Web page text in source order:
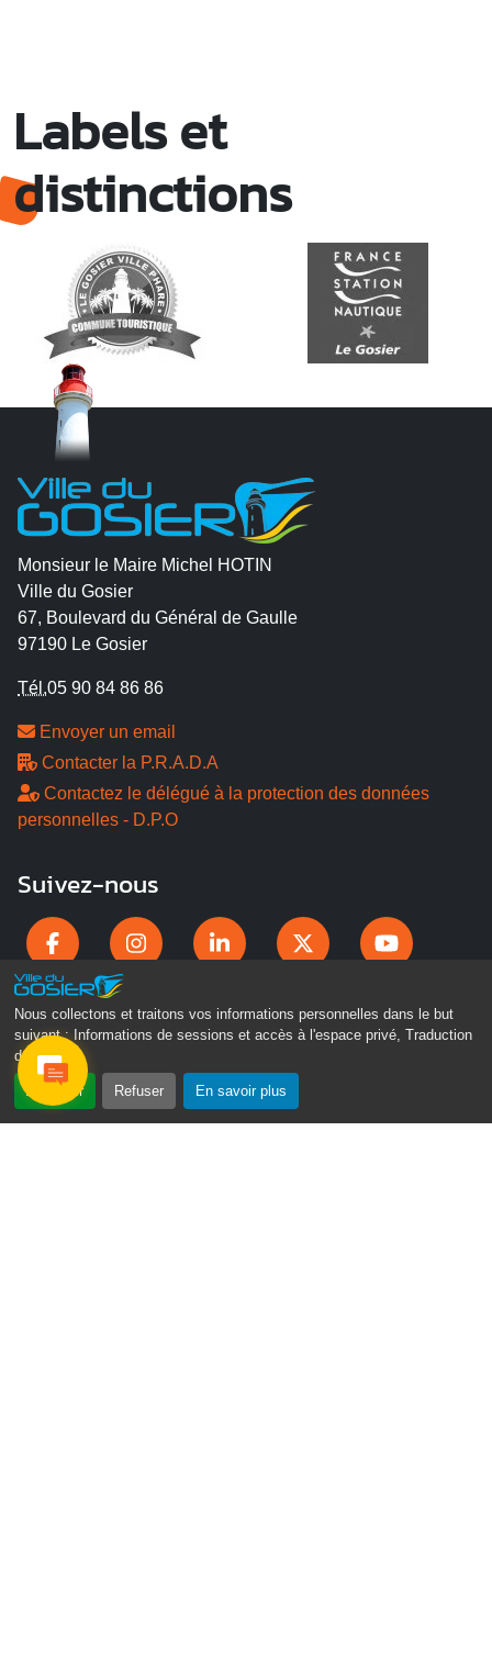
Nous collectons et traitons vos informations personnelles dans le but
suivant :
Informations de sessions et accès à l'espace privé, Traduction
des pages .
Accepter Refuser En savoir plus
Labels et
distinctions
Monsieur le Maire Michel HOTIN
Ville du Gosier
67, Boulevard du Général de Gaulle
97190 Le Gosier
Tél.05 90 84 86 86
Envoyer un email
Contacter la P.R.A.D.A
Contactez le délégué à la protection des données
personnelles - D.P.O
Suivez-nous